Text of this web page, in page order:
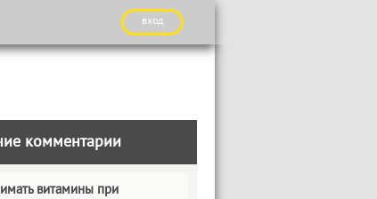
вход
комментарии
витамины при